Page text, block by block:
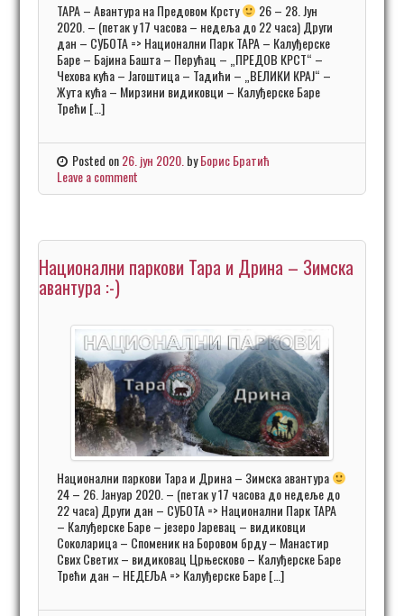
ТАРА – Авантура на Предовом Крсту
26 – 28. Јун
2020. – (петак у 17 часова – недељa до 22 часа) Други
дан – СУБОТА => Национални Парк ТАРА – Калуђерске
Баре – Бајина Башта – Перућац – „ПРЕДОВ КРСТ“ –
Чехова кућа – Јагоштица – Тадићи – „ВЕЛИКИ КРАЈ“ –
Жута кућа – Мирзини видиковци – Калуђерске Баре
Трећи […]
Posted on26. јун 2020. byБорис Братић
Leave a comment
Национални паркови Тара и Дрина – Зимска
авантура :-)
Национални паркови Тара и Дрина – Зимска авантура
24 – 26. Јануар 2020. – (петак у 17 часова до недеље до
22 часа) Други дан – СУБОТА => Национални Парк ТАРА
– Калуђерске Баре – језеро Јаревац – видиковци
Соколарица – Споменик на Боровом брду – Манастир
Свих Светих – видиковац Црњесково – Калуђерске Баре
Трећи дан – НЕДЕЉА => Калуђерске Баре […]